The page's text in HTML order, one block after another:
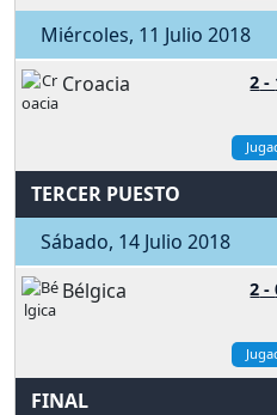
Miércoles, 11 Julio 2018
Croacia
2 -
TERCER PUESTO
Sábado, 14 Julio 2018
Bélgica
2 -
FINAL